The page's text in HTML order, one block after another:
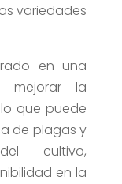
variedades
en una
mejorar la
que puede
de plagas y
cultivo,
en la